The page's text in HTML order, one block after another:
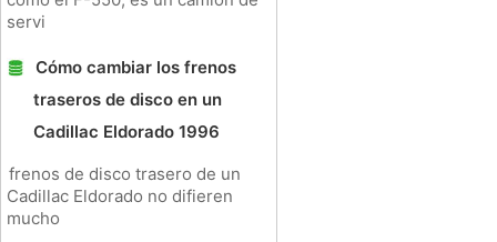
servi
Cómo cambiar los frenos
traseros de disco en un
Cadillac Eldorado 1996
frenos de disco trasero de un
Cadillac Eldorado no difieren
mucho